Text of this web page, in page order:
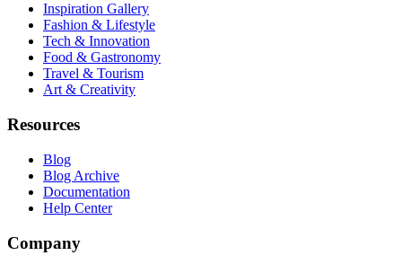
Inspiration Gallery
Fashion & Lifestyle
Tech & Innovation
Food & Gastronomy
Travel & Tourism
Art & Creativity
Resources
Blog
Blog Archive
Documentation
Help Center
Company